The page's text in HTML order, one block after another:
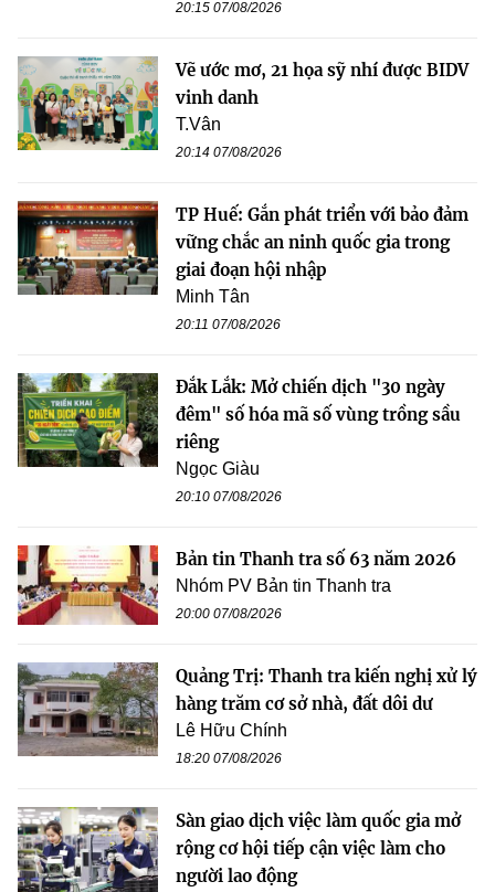
20:15 07/08/2026
Vẽ ước mơ, 21 họa sỹ nhí được BIDV
vinh danh
T.Vân
20:14 07/08/2026
TP Huế: Gắn phát triển với bảo đảm
vững chắc an ninh quốc gia trong
giai đoạn hội nhập
Minh Tân
20:11 07/08/2026
Đắk Lắk: Mở chiến dịch "30 ngày
đêm" số hóa mã số vùng trồng sầu
riêng
Ngọc Giàu
20:10 07/08/2026
Bản tin Thanh tra số 63 năm 2026
Nhóm PV Bản tin Thanh tra
20:00 07/08/2026
Quảng Trị: Thanh tra kiến nghị xử lý
hàng trăm cơ sở nhà, đất dôi dư
Lê Hữu Chính
18:20 07/08/2026
Sàn giao dịch việc làm quốc gia mở
rộng cơ hội tiếp cận việc làm cho
người lao động